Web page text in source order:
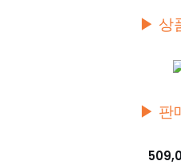
▶ 상
▶ 판